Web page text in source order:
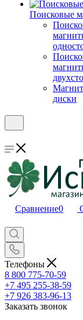
Поисковые
диски
Сравнение0
Телефоны
8 800 775-70-59
+7 495 255-38-59
+7 926 383-96-13
Заказать звонок